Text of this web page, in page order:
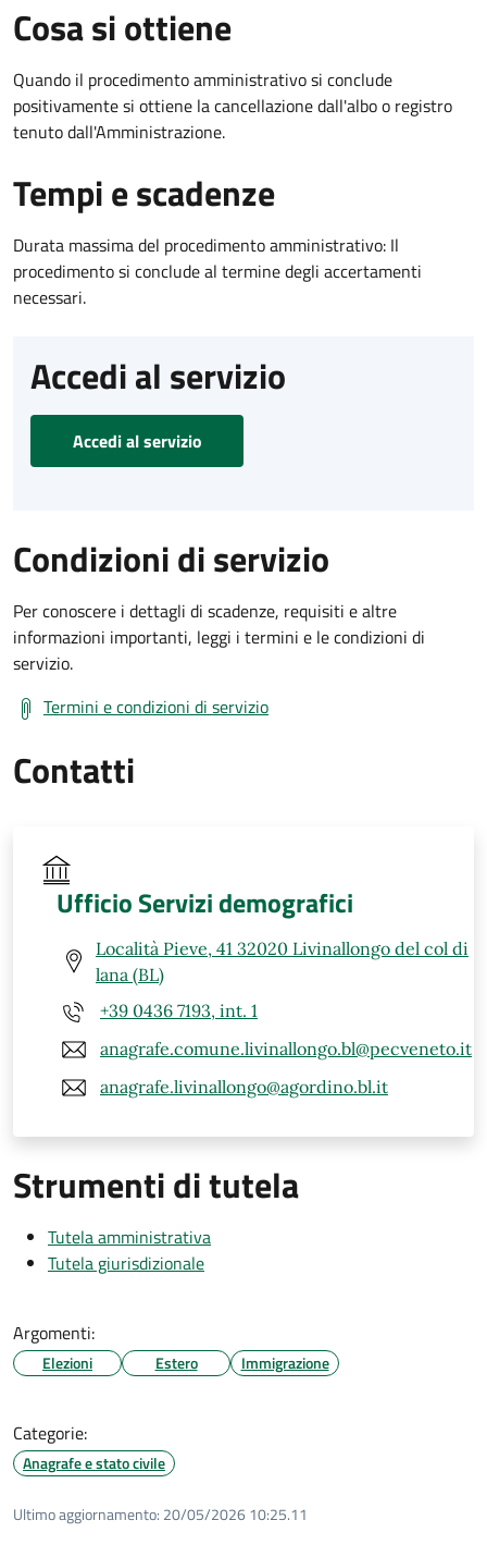
Cosa si ottiene
Quando il procedimento amministrativo si conclude
positivamente si ottiene la cancellazione dall'albo o registro
tenuto dall'Amministrazione.
Tempi e scadenze
Durata massima del procedimento amministrativo: Il
procedimento si conclude al termine degli accertamenti
necessari.
Accedi al servizio
Accedi al servizio
Condizioni di servizio
Per conoscere i dettagli di scadenze, requisiti e altre
informazioni importanti, leggi i termini e le condizioni di
servizio.
Termini e condizioni di servizio
Contatti
Ufficio Servizi demografici
Località Pieve, 41 32020 Livinallongo del col di
lana (BL)
+39 0436 7193, int. 1
anagrafe.comune.livinallongo.bl@pecveneto.it
anagrafe.livinallongo@agordino.bl.it
Strumenti di tutela
Tutela amministrativa
Tutela giurisdizionale
Argomenti:
Elezioni Estero Immigrazione
Categorie:
Anagrafe e stato civile
Ultimo aggiornamento: 20/05/2026 10:25.11